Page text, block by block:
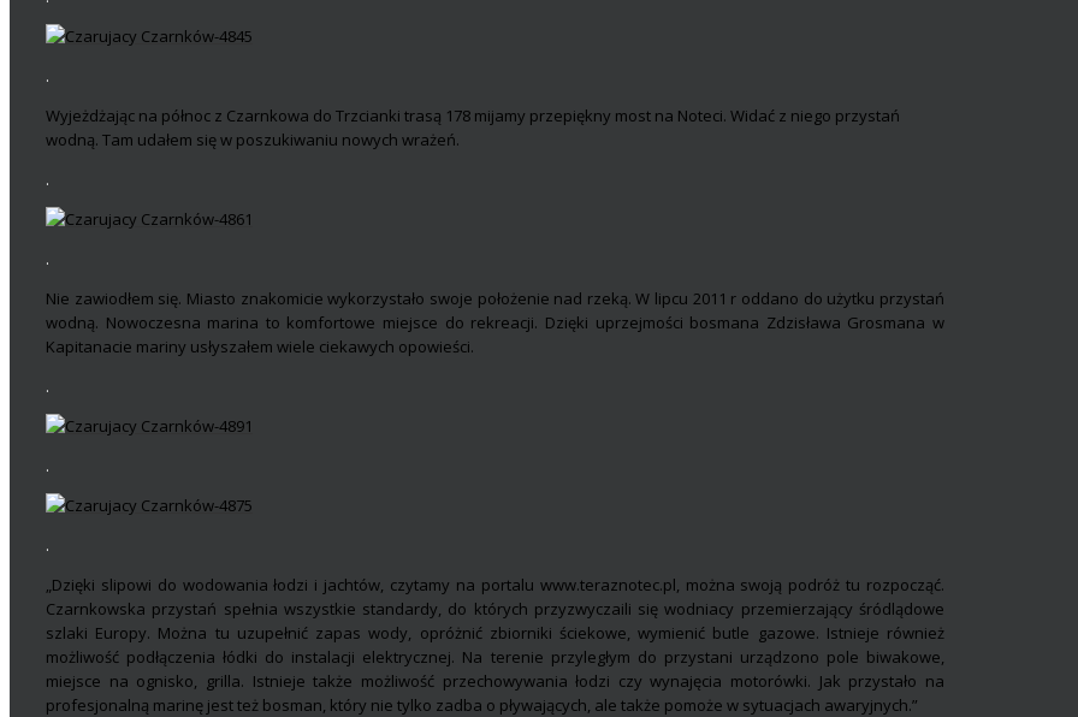
.
Wyjeżdżając na północ z Czarnkowa do Trzcianki trasą 178 mijamy przepiękny most na Noteci. Widać z niego przystań
wodną. Tam udałem się w poszukiwaniu nowych wrażeń.
.
.
Nie zawiodłem się. Miasto znakomicie wykorzystało swoje położenie nad rzeką. W lipcu 2011 r oddano do użytku przystań
wodną. Nowoczesna marina to komfortowe miejsce do rekreacji. Dzięki uprzejmości bosmana Zdzisława Grosmana w
Kapitanacie mariny usłyszałem wiele ciekawych opowieści.
.
.
.
„Dzięki slipowi do wodowania łodzi i jachtów, czytamy na portalu www.teraznotec.pl, można swoją podróż tu rozpocząć.
Czarnkowska przystań spełnia wszystkie standardy, do których przyzwyczaili się wodniacy przemierzający śródlądowe
szlaki Europy. Można tu uzupełnić zapas wody, opróżnić zbiorniki ściekowe, wymienić butle gazowe. Istnieje również
możliwość podłączenia łódki do instalacji elektrycznej. Na terenie przyległym do przystani urządzono pole biwakowe,
miejsce na ognisko, grilla. Istnieje także możliwość przechowywania łodzi czy wynajęcia motorówki. Jak przystało na
profesjonalną marinę jest też bosman, który nie tylko zadba o pływających, ale także pomoże w sytuacjach awaryjnych.”